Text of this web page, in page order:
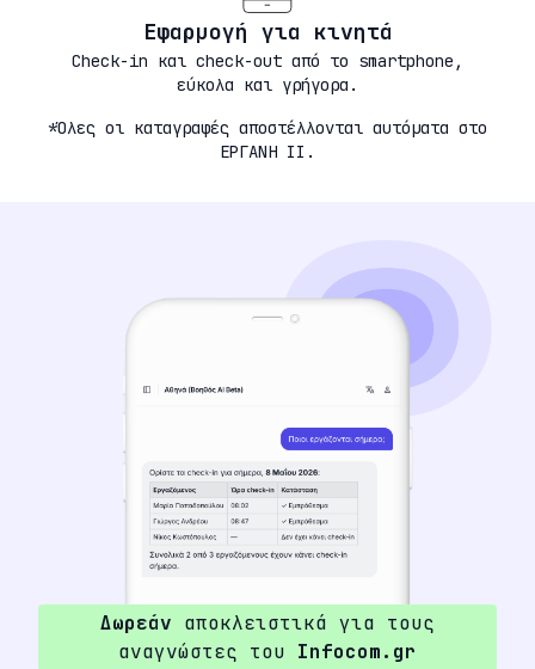
Εφαρμογή για κινητά
Check-in και check-out από το smartphone,
εύκολα και γρήγορα.
*Όλες οι καταγραφές αποστέλλονται αυτόματα στο
ΕΡΓΑΝΗ ΙΙ.
Δωρεάν αποκλειστικά για τους
αναγνώστες του Infocom.gr